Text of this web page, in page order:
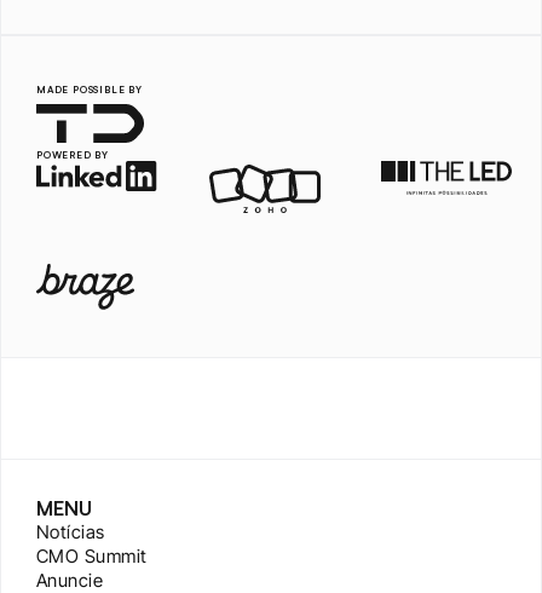
MADE POSSIBLE BY
POWERED BY
MENU
Notícias
CMO Summit
Anuncie